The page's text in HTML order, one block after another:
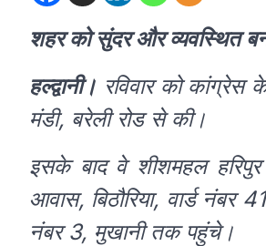
शहर को सुंदर और व्यवस्थित
हल्द्वानी। रविवार को
मंडी, बरेली रोड से की।
इसके बाद वे शीशमहल
आवास, बिठौरिया, वार्ड नंबर
नंबर 3, मुखानी तक पहुंचे।